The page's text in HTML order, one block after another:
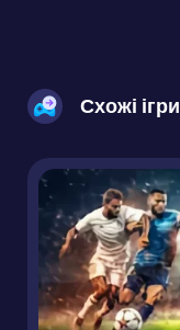
Схожі ігри